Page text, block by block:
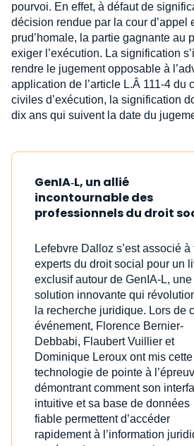
pourvoi. En effet, à défaut de
décision rendue par la cour d’appel
prud’homale, la partie gagnante au
exiger l’exécution. La signification
rendre le jugement opposable à
application de l’article L.Â 111-4 du
civiles d’exécution, la signification
dix ans qui suivent la date du
GenIA‑L, un allié
incontournable des
professionnels du droit
Lefebvre Dalloz s’est associé à
experts du droit social pour un
exclusif autour de GenIA‑L, une
solution innovante qui
la recherche juridique. Lors de
événement, Florence Bernier-
Debbabi, Flaubert Vuillier et
Dominique Leroux ont mis cette
technologie de pointe à
démontrant comment son
intuitive et sa base de données
fiable permettent d’accéder
rapidement à l’information